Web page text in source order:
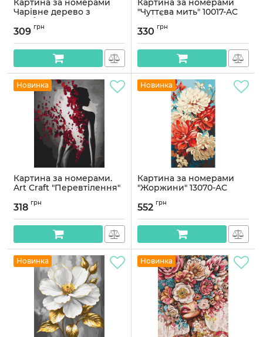
Картина за номерами
Чарівне дерево з
фарбами металік.
Абстракція 40*50 см
Артикул:LW3411
309 грн
Картина за номерами
"Чуттєва мить" 10017-AC
Артикул:
330 грн
Новинка
Картина за номерами.
Art Craft "Перевтілення"
Артикул:
318 грн
Новинка
Картина за номерами
"Жоржини" 13070-AC
Артикул:
552 грн
Новинка Новинка